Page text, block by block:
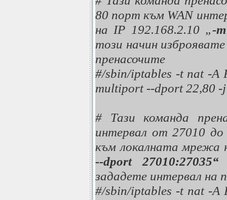
80 порт към WAN
на IP 192.168.2.10 „-
този начин
пренасочите
#/sbin/iptables -t nat -A
multiport --dport 22,80 -
# Тази команда
интервал от 27010
към локалната мрежа
--dport 27010:27035“
зададете интервал на
#/sbin/iptables -t nat -A